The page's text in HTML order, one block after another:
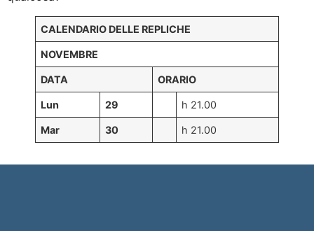
CALENDARIO DELLE REPLICHE
NOVEMBRE
DATA ORARIO
Lun 29 h 21.00
Mar 30 h 21.00